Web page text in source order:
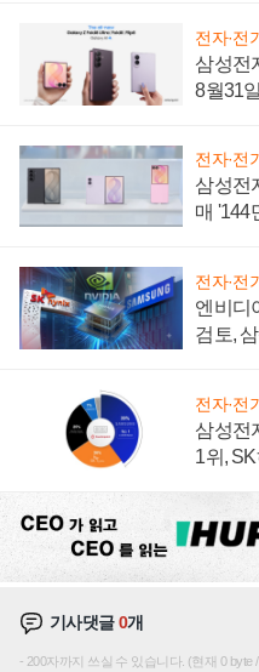
전자·전
삼성전
8월31
전자·전
삼성전
매 '144
전자·전
엔비디
검토,
전자·전
삼성전
1위,
기사댓글0개
200자까지 쓰실 수 있습니다. (현재 0 byte